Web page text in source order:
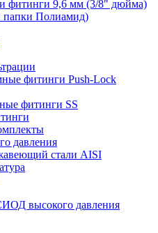
фитинги 9,6 мм (3/8" дюйма)
папки Полиамид)
фитинги Push-Lock
фитинги SS
давления
стали AISI
высокого давления